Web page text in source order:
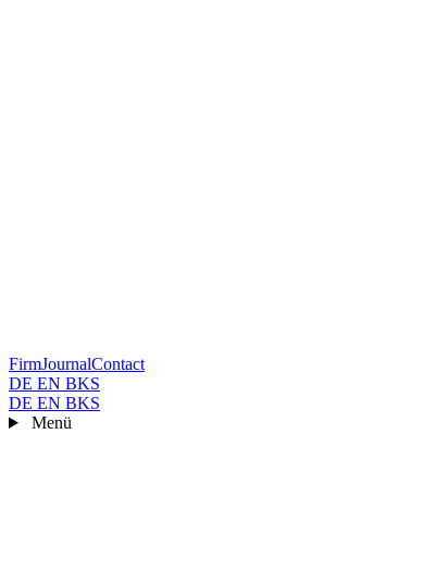
FirmJournalContact
DE EN BKS
DE EN BKS
Menü